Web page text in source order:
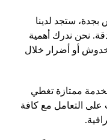
ستجد لدينا
نحن ندرك أهمية
أو أضرار خلال
ممتازة تغطي
على التعامل مع كافة